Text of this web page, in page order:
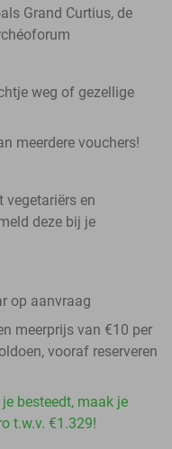
Grand Curtius, de
weg of gezellige
meerdere vouchers!
vegetariërs en
deze bij je
op aanvraag
meerprijs van €10 per
vooraf reserveren
besteedt, maak je
t.w.v. €1.329!